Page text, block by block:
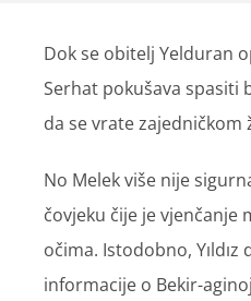
Dok se obitelj Yelduran
Serhat pokušava spasiti
da se vrate
No Melek više nije
čovjeku čije je vjenčanje
očima. Istodobno,
informacije o Bekir-